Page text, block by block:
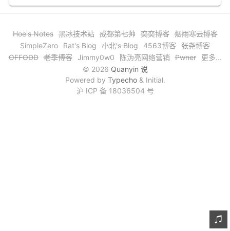
谷歌站内搜索
留言板
友情链接
赞赏与支持
Hoe's Notes 黑冰技术站 成都第七帅 奕奕博客 烟雨寒云博客
SimpleZero
Rat's Blog 小北's Blog 4563博客
张尧博客
OFFODD 老季博客 Jimmy0w0 陈沩亮网络营销 Pwner
更多...
© 2026 Quanyin 说
Powered by Typecho& Initial.
沪 ICP 备 18036504 号